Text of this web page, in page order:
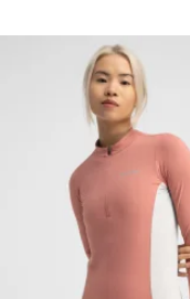
for Women XL
Juoksee vähän
3 vuotta sitten
for Women XS